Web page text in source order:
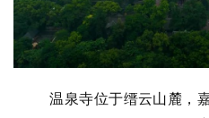
温泉寺位于缙云山麓，